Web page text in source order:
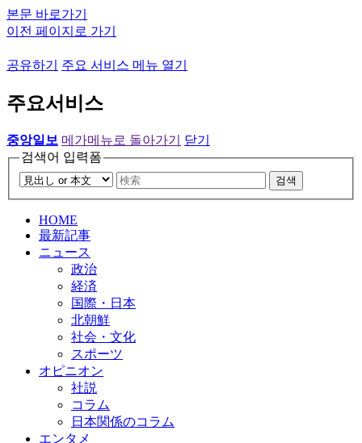
본문 바로가기
이전 페이지로 가기
공유하기 주요 서비스 메뉴 열기
주요서비스
중앙일보 메가메뉴로 돌아가기
닫기
검색어 입력폼
검색
HOME
最新記事
ニュース
政治
経済
国際・日本
北朝鮮
社会・文化
スポーツ
オピニオン
社説
コラム
日本関係のコラム
エンタメ